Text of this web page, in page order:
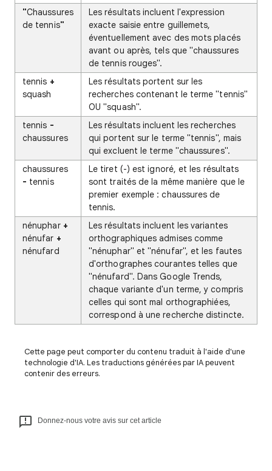
"Chaussures
de tennis"
Les résultats incluent l'expression
exacte saisie entre guillemets,
éventuellement avec des mots placés
avant ou après, tels que "chaussures
de tennis rouges".
tennis +
squash
Les résultats portent sur les
recherches contenant le terme "tennis"
OU "squash".
tennis -
chaussures
Les résultats incluent les recherches
qui portent sur le terme "tennis", mais
qui excluent le terme "chaussures".
chaussures
- tennis
Le tiret (-) est ignoré, et les résultats
sont traités de la même manière que le
premier exemple : chaussures de
tennis.
nénuphar +
nénufar +
nénufard
Les résultats incluent les variantes
orthographiques admises comme
"nénuphar" et "nénufar", et les fautes
d'orthographes courantes telles que
"nénufard". Dans Google Trends,
chaque variante d'un terme, y compris
celles qui sont mal orthographiées,
correspond à une recherche distincte.
Cette page peut comporter du contenu traduit à l'aide d'une
technologie d'IA. Les traductions générées par IA peuvent
contenir des erreurs.
Donnez-nous votre avis sur cet article